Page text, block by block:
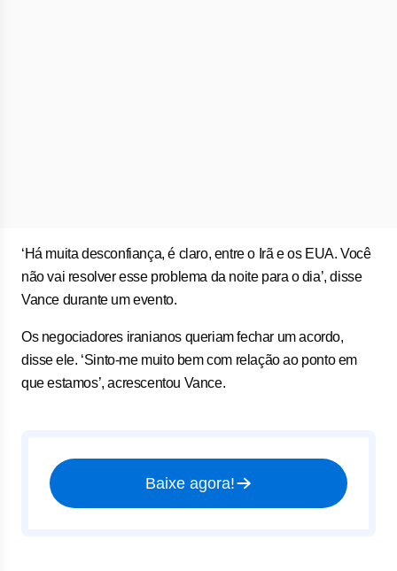
‘Há muita desconfiança, ​é claro, entre o Irã e os EUA. Você
não vai resolver esse problema da noite para o ⁠dia’, disse ​
Vance durante ​um evento.
Os negociadores iranianos queriam fechar um acordo,
disse ⁠ele. ‘Sinto-me muito bem ​com relação ao ponto em
que estamos’, acrescentou Vance.
Baixe agora!